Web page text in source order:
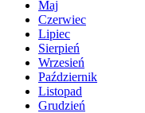
Maj
Czerwiec
Lipiec
Sierpień
Wrzesień
Październik
Listopad
Grudzień